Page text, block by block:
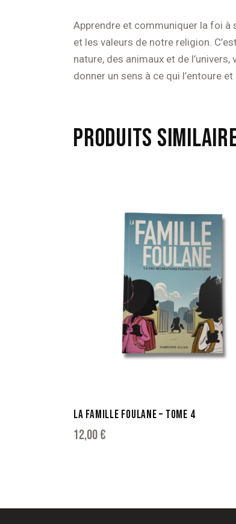
Apprendre et communiquer la foi à
et les valeurs de notre religion.
nature, des animaux et de
donner un sens à ce qui l’entoure
PRODUITS
LA FAMILLE FOULANE – TOME 4
12,00€